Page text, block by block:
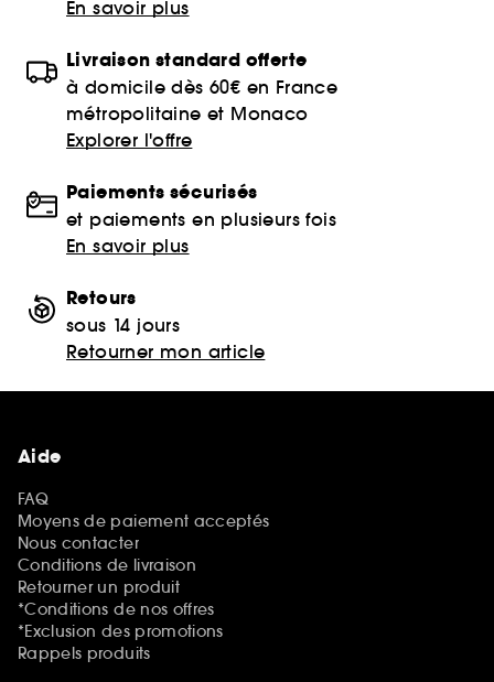
En savoir plus
Livraison standard offerte
à domicile dès 60€ en France
métropolitaine et Monaco
Explorer l'offre
Paiements sécurisés
et paiements en plusieurs fois
En savoir plus
Retours
sous 14 jours
Retourner mon article
Aide
FAQ
Moyens de paiement acceptés
Nous contacter
Conditions de livraison
Retourner un produit
*Conditions de nos offres
*Exclusion des promotions
Rappels produits